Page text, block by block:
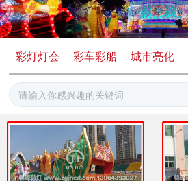
彩灯灯会 彩车彩船 城市亮化